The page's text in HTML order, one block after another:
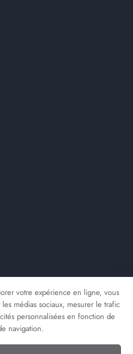
votre expérience en ligne, vous
médias sociaux, mesurer le trafic
personnalisées en fonction de
navigation.